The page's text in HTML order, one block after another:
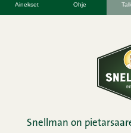
Ainekset Ohje
Snellman on